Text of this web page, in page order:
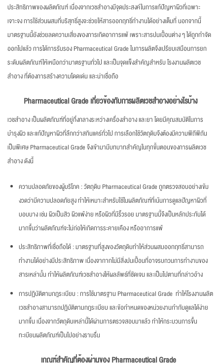
ประสิทธิภาพของผลิตภัณฑ์ เนื่องจากเวชสำอางมีจุดประสงค์ในการแก้ปัญหาผิวที่เฉพาะ
เจาะจง การใช้ส่วนผสมที่บริสุทธิ์สูงจะช่วยให้สารออกฤทธิ์ทำงานได้อย่างเต็มที่ นอกจากนี้
มาตรฐานนี้ยังช่วยลดความเสี่ยงของการเกิดอาการแพ้ เพราะสารปนเปื้อนต่าง ๆ ได้ถูกกำจัด
ออกไปแล้ว การได้การรับรอง Pharmaceutical Grade ในการผลิตจึงเปรียบเสมือนการยก
ระดับผลิตภัณฑ์ให้เหนือกว่ามาตรฐานทั่วไป และเป็นจุดแข็งสำคัญสำหรับ โรงงานผลิตเวช
สำอาง ที่ต้องการสร้างความโดดเด่น และน่าเชื่อถือ
Pharmaceutical Grade เกี่ยวข้องกับการผลิตเวชสำอางอย่างไรบ้าง
เวชสำอาง เป็นผลิตภัณฑ์ที่อยู่กึ่งกลางระหว่างเครื่องสำอาง และยา โดยมีคุณสมบัติในการ
บำรุงผิว และแก้ปัญหาผิวที่ลึกกว่าสกินแคร์ทั่วไป การเลือกใช้วัตถุดิบจึงต้องมีความพิถีพิถัน
เป็นพิเศษ Pharmaceutical Grade จึงเข้ามามีบทบาทสำคัญในทุกขั้นตอนของการผลิตเวช
สำอาง ดังนี้
ความปลอดภัยของผู้บริโภค : วัตถุดิบ Pharmaceutical Grade ถูกตรวจสอบอย่างเข้ม
งวดว่ามีความปลอดภัยสูง ทำให้เหมาะสำหรับใช้ในผลิตภัณฑ์ที่เน้นการดูแลปัญหาผิวที่
บอบบาง เช่น ผิวเป็นสิว ผิวแพ้ง่าย หรือผิวที่มีริ้วรอย มาตรฐานนี้จึงเป็นหลักประกันได้
มากขึ้นว่าผลิตภัณฑ์จะไม่ก่อให้เกิดการระคายเคือง หรืออาการแพ้
ประสิทธิภาพที่เชื่อถือได้ : มาตรฐานที่สูงของวัตถุดิบทำให้ส่วนผสมออกฤทธิ์สามารถ
ทำงานได้อย่างมีประสิทธิภาพ เนื่องจากากไม่มีสิ่งปนเปื้อนที่อาจรบกวนการทำงานของ
สารเหล่านั้น ทำให้ผลิตภัณฑ์เวชสำอางให้ผลลัพธ์ที่ชัดเจน และเป็นไปตามที่กล่าวอ้าง
การปฏิบัติตามกฎระเบียบ : การใช้มาตรฐาน Pharmaceutical Grade ทำให้โรงงานผลิต
เวชสำอางสามารถปฏิบัติตามกฎระเบียบ และข้อกำหนดของหน่วยงานกำกับดูแลได้ง่าย
มากขึ้น เนื่องจากวัตถุดิบเหล่านี้ได้ผ่านการตรวจสอบมาแล้ว ทำให้กระบวนการขึ้น
ทะเบียนผลิตภัณฑ์เป็นไปอย่างราบรื่น
เกณฑ์สำคัญที่ต้องผ่านของPharmaceutical Grade